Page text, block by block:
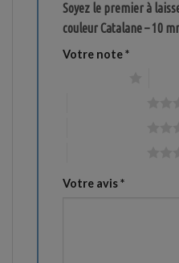
Soyez le premier à
couleur Catalane – 10
Votre note*
Votre avis*